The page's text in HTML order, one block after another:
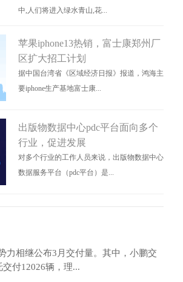
中,人们将进入绿水青山,花...
苹果iphone13热销，富士康郑州厂
区扩大招工计划
据中国台湾省《区域经济日报》报道，鸿海主
要iphone生产基地富士康...
出版物数据中心pdc平台面向多个
行业，促进发展
对多个行业的工作人员来说，出版物数据中心
数据服务平台（pdc平台）是...
力相继公布3月交付量。其中，小鹏交
付12026辆，理...